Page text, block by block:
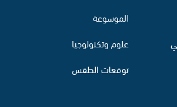
الموسوعة
علوم وتكنولوجيا
توقعات الطقس